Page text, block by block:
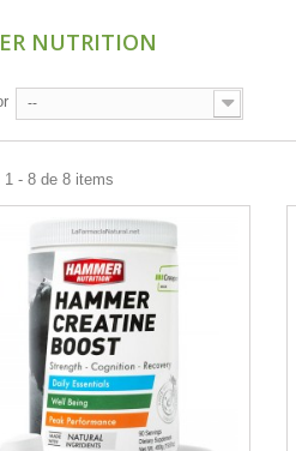
NUTRITION
--
1 - 8 de 8 items